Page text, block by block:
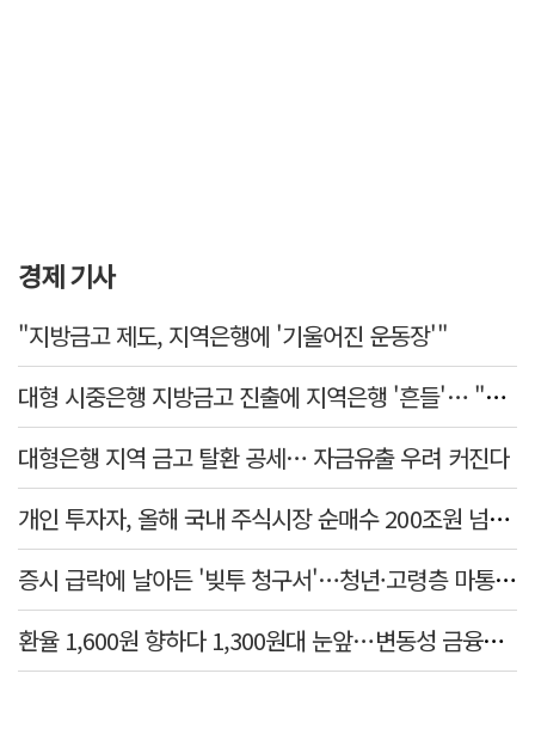
경제 기사
"지방금고 제도, 지역은행에 '기울어진 운동장'"
대형 시중은행 지방금고 진출에 지역은행 '흔들'… "생태계 보호 장치 필요"
대형은행 지역 금고 탈환 공세… 자금유출 우려 커진다
개인 투자자, 올해 국내 주식시장 순매수 200조원 넘었다
증시 급락에 날아든 '빚투 청구서'…청년·고령층 마통 연체↑
환율 1,600원 향하다 1,300원대 눈앞…변동성 금융위기 후 최고